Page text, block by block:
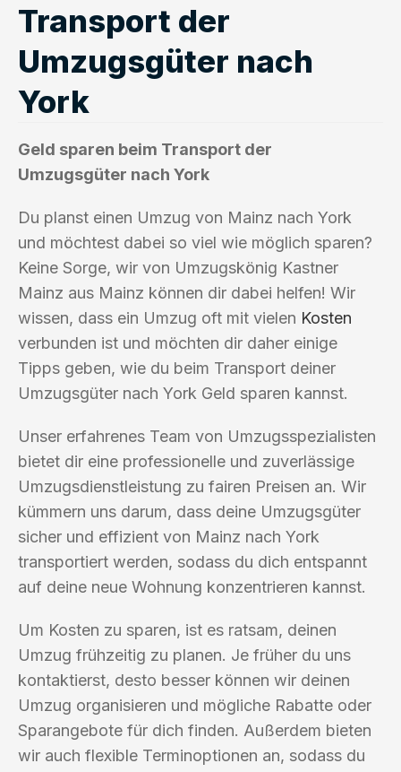
Transport der
Umzugsgüter nach
York
Geld sparen beim Transport der
Umzugsgüter nach York
Du planst einen Umzug von Mainz nach York
und möchtest dabei so viel wie möglich sparen?
Keine Sorge, wir von Umzugskönig Kastner
Mainz aus Mainz können dir dabei helfen! Wir
wissen, dass ein Umzug oft mit vielen Kosten
verbunden ist und möchten dir daher einige
Tipps geben, wie du beim Transport deiner
Umzugsgüter nach York Geld sparen kannst.
Unser erfahrenes Team von Umzugsspezialisten
bietet dir eine professionelle und zuverlässige
Umzugsdienstleistung zu fairen Preisen an. Wir
kümmern uns darum, dass deine Umzugsgüter
sicher und effizient von Mainz nach York
transportiert werden, sodass du dich entspannt
auf deine neue Wohnung konzentrieren kannst.
Um Kosten zu sparen, ist es ratsam, deinen
Umzug frühzeitig zu planen. Je früher du uns
kontaktierst, desto besser können wir deinen
Umzug organisieren und mögliche Rabatte oder
Sparangebote für dich finden. Außerdem bieten
wir auch flexible Terminoptionen an, sodass du